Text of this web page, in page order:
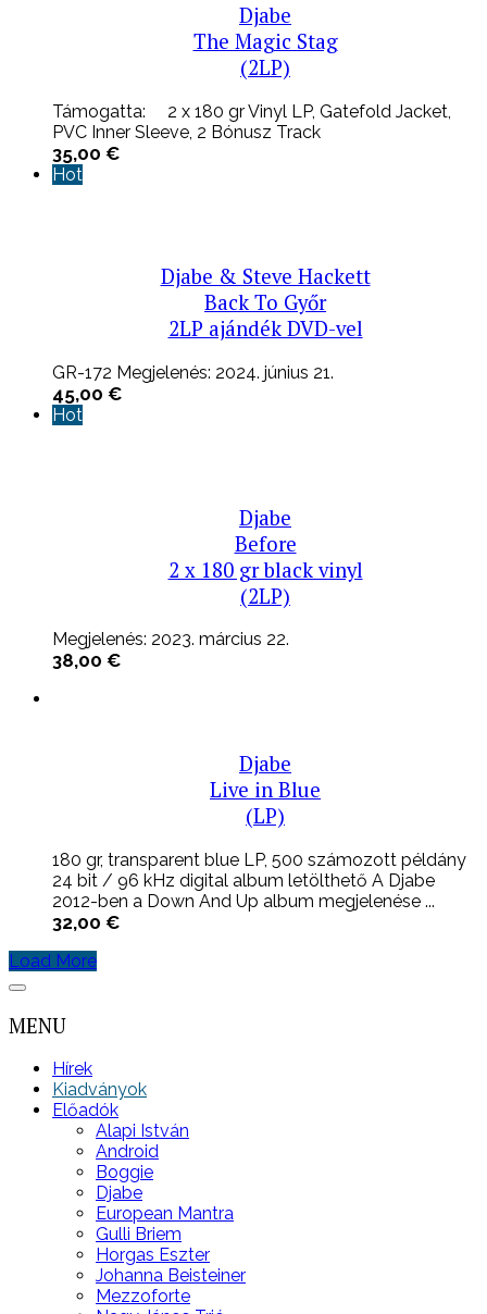
Djabe
The Magic Stag
(2LP)
Támogatta: 2 x 180 gr Vinyl LP, Gatefold Jacket,
PVC Inner Sleeve, 2 Bónusz Track
35,00 €
Hot
Djabe & Steve Hackett
Back To Győr
2LP ajándék DVD-vel
GR-172 Megjelenés: 2024. június 21.
45,00 €
Hot
Djabe
Before
2 x 180 gr black vinyl
(2LP)
Megjelenés: 2023. március 22.
38,00 €
Djabe
Live in Blue
(LP)
180 gr, transparent blue LP, 500 számozott példány
24 bit / 96 kHz digital album letölthető A Djabe
2012-ben a Down And Up album megjelenése ...
32,00 €
Load More
MENU
Hírek
Kiadványok
Előadók
Alapi István
Android
Boggie
Djabe
European Mantra
Gulli Briem
Horgas Eszter
Johanna Beisteiner
Mezzoforte